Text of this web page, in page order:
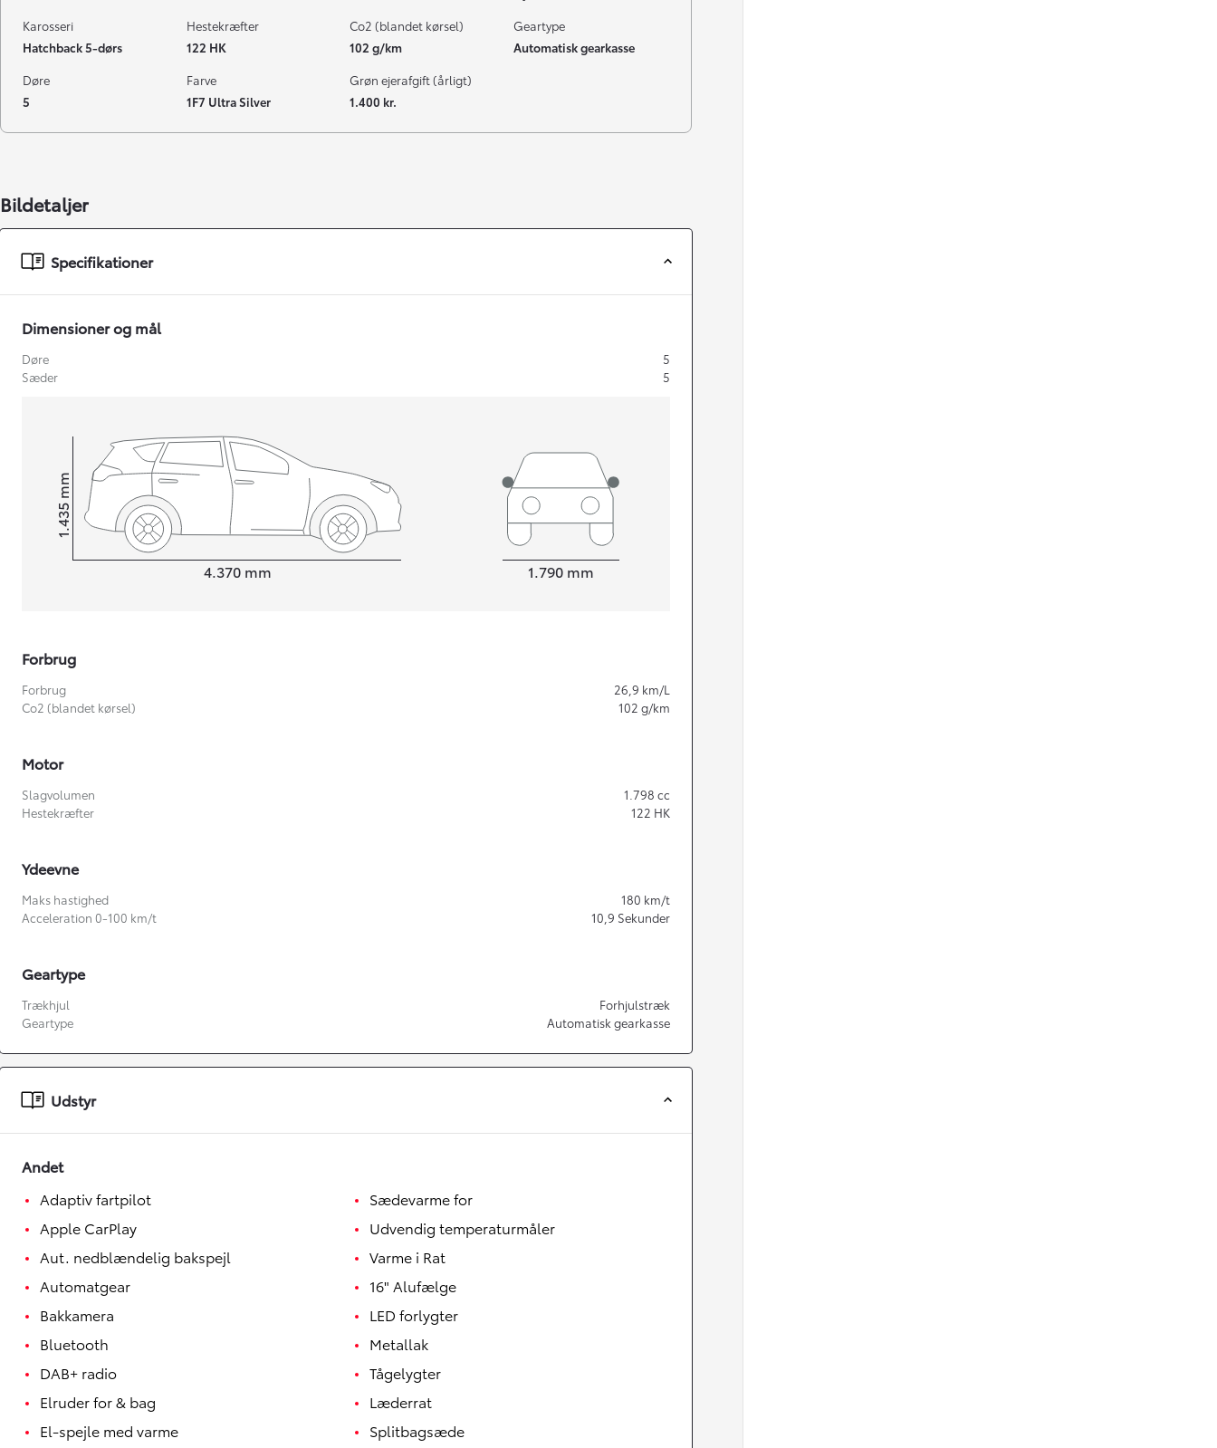
Fra kr. 349.990
Karosseri
Hatchback 5-dørs
Hestekræfter
122 HK
Co2 (blandet kørsel)
102 g/km
Geartype
Automatisk gearkasse
Døre
5
Farve
1F7 Ultra Silver
Grøn ejerafgift (årligt)
1.400 kr.
Bildetaljer
Specifikationer
Dimensioner og mål
Døre
5
Sæder
5
4.370 mm
Højt1.435
mm
1.790 mm
Forbrug
Forbrug 26,9 km/L
Co2 (blandet kørsel)
102 g/km
Motor
Slagvolumen 1.798 cc
Hestekræfter
122 HK
Ydeevne
Maks hastighed 180 km/t
Acceleration 0-100 km/t
10,9 Sekunder
Geartype
Trækhjul
Forhjulstræk
Geartype
Automatisk gearkasse
Udstyr
Andet
Adaptiv fartpilot
Apple CarPlay
Aut. nedblændelig bakspejl
Automatgear
Bakkamera
Bluetooth
DAB+ radio
Elruder for & bag
El-spejle med varme
Sædevarme for
Udvendig temperaturmåler
Varme i Rat
16" Alufælge
LED forlygter
Metallak
Tågelygter
Læderrat
Splitbagsæde